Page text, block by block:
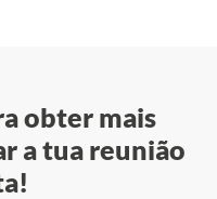
obter mais
a tua reunião